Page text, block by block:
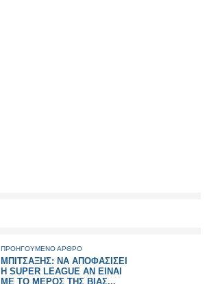
ΠΡΟΗΓΟΥΜΕΝΟ ΑΡΘΡΟ
ΜΠΙΤΣΑΞΗΣ: ΝΑ ΑΠΟΦΑΣΙΣΕΙ
Η SUPER LEAGUE ΑΝ ΕΙΝΑΙ
ΜΕ ΤΟ ΜΕΡΟΣ ΤΗΣ ΒΙΑΣ...